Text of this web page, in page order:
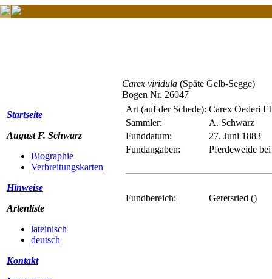
Startseite
August F. Schwarz
Biographie
Verbreitungskarten
Hinweise
Artenliste
lateinisch
deutsch
Kontakt
Carex viridula (Späte Gelb-Segge)
Bogen Nr. 26047
Art (auf der Schede): Carex Oederi
Sammler:
A. Schwarz
Funddatum:
27. Juni 1883
Fundangaben:
Pferdeweide
Fundbereich: Geretsried ()